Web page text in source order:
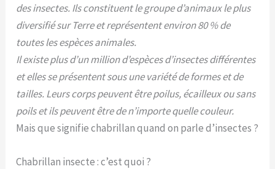
des insectes. Ils constituent le groupe d’animaux le plus
diversifié sur Terre et représentent environ 80 % de
toutes les espèces animales.
Il existe plus d’un million d’espèces d’insectes différentes
et elles se présentent sous une variété de formes et de
tailles. Leurs corps peuvent être poilus, écailleux ou sans
poils et ils peuvent être de n’importe quelle couleur.
Mais que signifie chabrillan quand on parle d’insectes ?
Chabrillan insecte : c’est quoi ?